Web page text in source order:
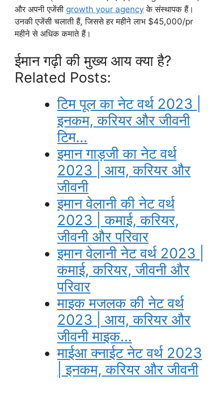
और अपनी एजेंसी growth your agency के संस्थापक हैं।
उनकी एजेंसी चलाती हैं, जिससे हर महीने लाभ $45,000/pr
महीने से अधिक कमाते हैं।
ईमान गढ़ी की मुख्य आय क्या है?
Related Posts:
टिम पूल का नेट वर्थ 2023 |
इनकम, करियर और जीवनी
टिम…
इमान गाड़जी का नेट वर्थ
2023 | आय, करियर और
जीवनी
इमान वेलानी की नेट वर्थ
2023 | कमाई, करियर,
जीवनी और परिवार
इमान वेलानी नेट वर्थ 2023 |
कमाई, करियर, जीवनी और
परिवार
माइक मजलक की नेट वर्थ
2023 | आय, करियर और
जीवनी माइक…
माईआ क्नाईट नेट वर्थ 2023
| इनकम, करियर और जीवनी